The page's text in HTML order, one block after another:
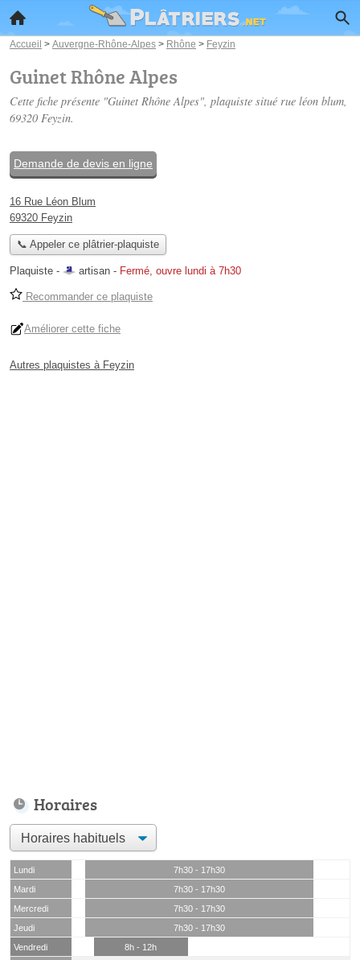
Accueil > Auvergne-Rhône-Alpes > Rhône > Feyzin
Guinet Rhône Alpes
Cette fiche présente "Guinet Rhône Alpes", plaquiste situé rue léon blum,
69320 Feyzin.
Demande de devis en ligne
16 Rue Léon Blum
69320 Feyzin
📞 Appeler ce plâtrier-plaquiste
Plaquiste - artisan - Fermé, ouvre lundi à 7h30
Recommander ce plaquiste
Améliorer cette fiche
Autres plaquistes à Feyzin
Horaires
Lundi
7h30 - 17h30
Mardi
7h30 - 17h30
Mercredi
7h30 - 17h30
Jeudi
7h30 - 17h30
Vendredi
8h - 12h